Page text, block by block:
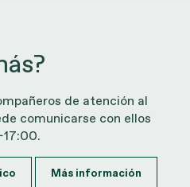
de atención al
comunicarse con ellos
Más información